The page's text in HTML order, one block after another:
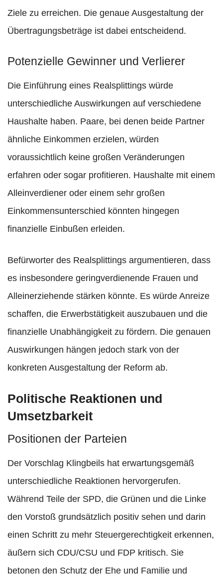
Ziele zu erreichen. Die genaue Ausgestaltung der
Übertragungsbeträge ist dabei entscheidend.
Potenzielle Gewinner und Verlierer
Die Einführung eines Realsplittings würde
unterschiedliche Auswirkungen auf verschiedene
Haushalte haben. Paare, bei denen beide Partner
ähnliche Einkommen erzielen, würden
voraussichtlich keine großen Veränderungen
erfahren oder sogar profitieren. Haushalte mit einem
Alleinverdiener oder einem sehr großen
Einkommensunterschied könnten hingegen
finanzielle Einbußen erleiden.
Befürworter des Realsplittings argumentieren, dass
es insbesondere geringverdienende Frauen und
Alleinerziehende stärken könnte. Es würde Anreize
schaffen, die Erwerbstätigkeit auszubauen und die
finanzielle Unabhängigkeit zu fördern. Die genauen
Auswirkungen hängen jedoch stark von der
konkreten Ausgestaltung der Reform ab.
Politische Reaktionen und
Umsetzbarkeit
Positionen der Parteien
Der Vorschlag Klingbeils hat erwartungsgemäß
unterschiedliche Reaktionen hervorgerufen.
Während Teile der SPD, die Grünen und die Linke
den Vorstoß grundsätzlich positiv sehen und darin
einen Schritt zu mehr Steuergerechtigkeit erkennen,
äußern sich CDU/CSU und FDP kritisch. Sie
betonen den Schutz der Ehe und Familie und